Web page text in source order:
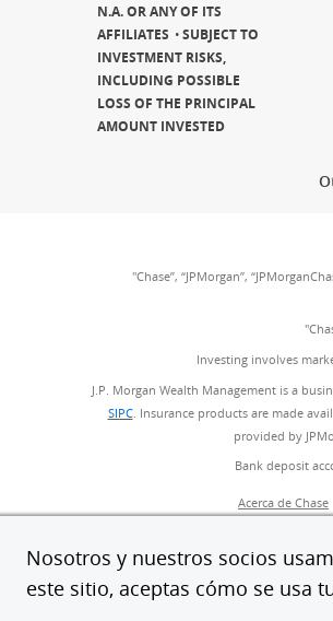
Nosotros y nuestros socios
este sitio, aceptas cómo se usa
N.A. OR ANY OF ITS
AFFILIATES
SUBJECT TO
INVESTMENT RISKS,
INCLUDING POSSIBLE
LOSS OF THE PRINCIPAL
AMOUNT INVESTED
"Chase”, “JPMorgan”,
Investing involves
J.P. Morgan Wealth Management is a
SIPC(Se abre en superposición)
. Insurance products are made
provided by
Bank deposit
Acerca de Chase